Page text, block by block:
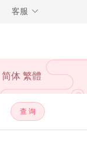
客服
简体 繁體
查 询